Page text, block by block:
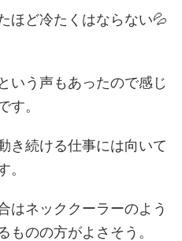
ほど冷たくはならない💦
という声もあったので感じ
す。
き続ける仕事には向いて
。
はネッククーラーのよう
ものの方がよさそう。